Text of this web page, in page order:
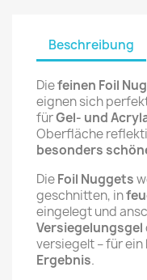
Beschreibung
Diefeinen Foil
eignen sich
fürGel- und
Oberfläche
besonders
DieFoil Nuggets
geschnitten, in
eingelegt und
Versiegelungsgel
versiegelt – für ein
Ergebnis.